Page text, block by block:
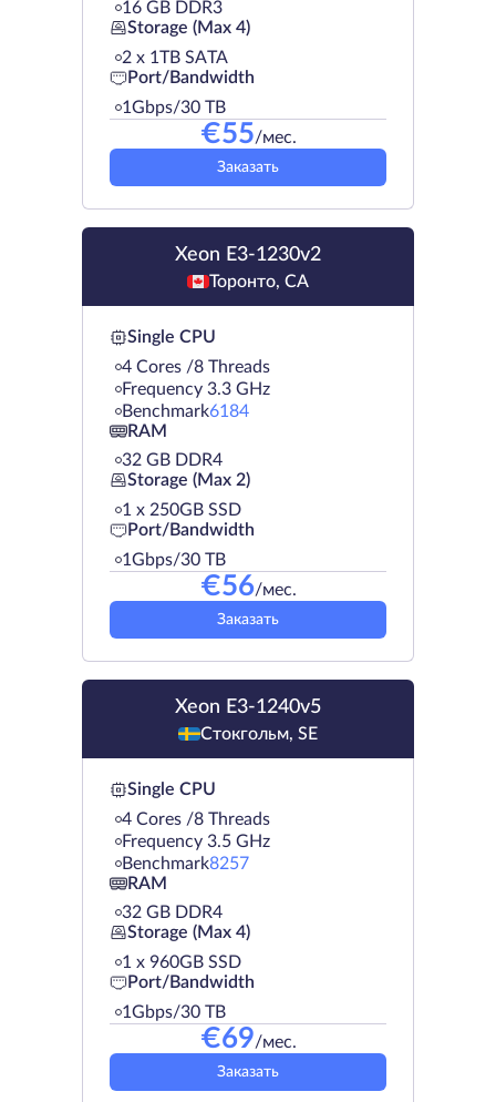
16 GB DDR3
Storage (Max 4)
2 х 1TB SATA
Port/Bandwidth
1Gbps/30 TB
€55/мес.
Заказать
Xeon E3-1230v2
Торонто, CA
Single CPU
4 Cores /8 Threads
Frequency 3.3 GHz
Benchmark6184
RAM
32 GB DDR4
Storage (Max 2)
1 х 250GB SSD
Port/Bandwidth
1Gbps/30 TB
€56/мес.
Заказать
Xeon E3-1240v5
Стокгольм, SE
Single CPU
4 Cores /8 Threads
Frequency 3.5 GHz
Benchmark8257
RAM
32 GB DDR4
Storage (Max 4)
1 х 960GB SSD
Port/Bandwidth
1Gbps/30 TB
€69/мес.
Заказать